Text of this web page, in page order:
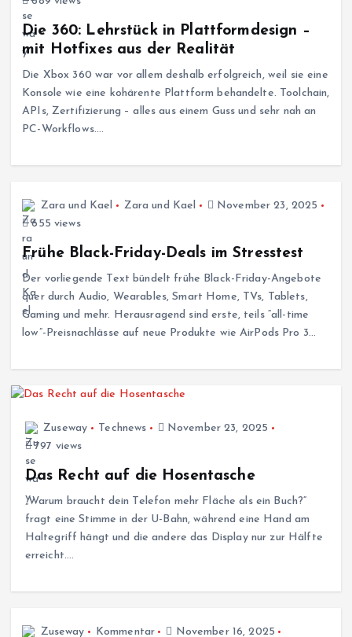
Die 360: Lehrstück in Plattformdesign –
mit Hotfixes aus der Realität
Die Xbox 360 war vor allem deshalb erfolgreich, weil sie eine
Konsole wie eine kohärente Plattform behandelte. Toolchain,
APIs, Zertifizierung – alles aus einem Guss und sehr nah an
PC-Workflows.…
Zara und Kael Zara und Kael
November 23, 2025
655 views
Frühe Black-Friday-Deals im Stresstest
Der vorliegende Text bündelt frühe Black-Friday-Angebote
quer durch Audio, Wearables, Smart Home, TVs, Tablets,
Gaming und mehr. Herausragend sind erste, teils “all-time
low”-Preisnachlässe auf neue Produkte wie AirPods Pro 3…
Zuseway Technews
November 23, 2025
797 views
Das Recht auf die Hosentasche
„Warum braucht dein Telefon mehr Fläche als ein Buch?“
fragt eine Stimme in der U-Bahn, während eine Hand am
Haltegriff hängt und die andere das Display nur zur Hälfte
erreicht.…
Zuseway Kommentar November 16, 2025